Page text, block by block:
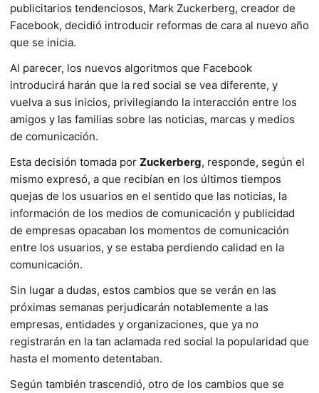
publicitarios tendenciosos, Mark Zuckerberg, creador de
Facebook, decidió introducir reformas de cara al nuevo año
que se inicia.
Al parecer, los nuevos algoritmos que Facebook
introducirá harán que la red social se vea diferente, y
vuelva a sus inicios, privilegiando la interacción entre los
amigos y las familias sobre las noticias, marcas y medios
de comunicación.
Esta decisión tomada por Zuckerberg, responde, según el
mismo expresó, a que recibían en los últimos tiempos
quejas de los usuarios en el sentido que las noticias, la
información de los medios de comunicación y publicidad
de empresas opacaban los momentos de comunicación
entre los usuarios, y se estaba perdiendo calidad en la
comunicación.
Sin lugar a dudas, estos cambios que se verán en las
próximas semanas perjudicarán notablemente a las
empresas, entidades y organizaciones, que ya no
registrarán en la tan aclamada red social la popularidad que
hasta el momento detentaban.
Según también trascendió, otro de los cambios que se